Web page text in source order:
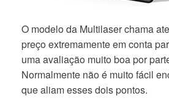
O modelo da Multilaser chama
preço extremamente em conta
uma avaliação muito boa por
Normalmente não é muito fácil
que aliam esses dois pontos.